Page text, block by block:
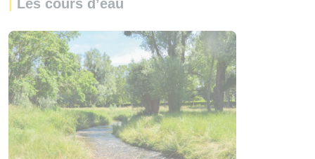
Les cours d’eau